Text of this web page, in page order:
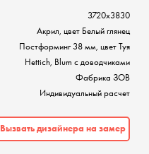
3720х3830
Акрил, цвет Белый глянец
Постформинг 38 мм, цвет Туя
Hettich, Blum с доводчиками
Фабрика ЗОВ
Индивидуальный расчет
Вызвать дизайнера на замер